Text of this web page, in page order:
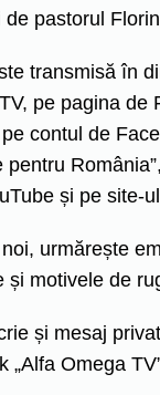
pastorul
transmisă în
pe pagina de
contul de
și pe site-
urmărește
și motivele de
și mesaj
„Alfa Omega